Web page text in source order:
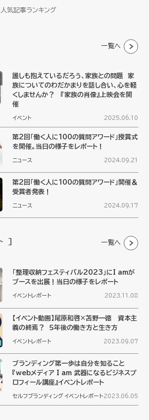
人気記事ランキング
一覧へ
誰しも抱えているだろう、家族との問題 家
族についてのわだかまりを話し合い、心を軽
くしませんか？ 『家族の肖像』上映会を開
催
イベント 2025.06.10
第2回「働く人に100の質問アワード」授賞式
を開催。当日の様子をレポート！
ニュース 2024.09.21
第2回「働く人に100の質問アワード」開催＆
受賞者発表！
ニュース 2024.09.17
一覧へ
「整理収納フェスティバル2023」にI amが
ブースを出展！当日の様子をレポート
イベントレポート 2023.11.08
【イベント動画】尾原和啓×苫野一徳 資本主
義の終焉？ ５年後の働き方と生き方
イベントレポート 2023.09.07
ブランディング第一歩は自分を知ること
『webメディア I am 武器になるビジネスプ
ロフィール講座』イベントレポート
セルフブランディング イベントレポート 2023.06.05